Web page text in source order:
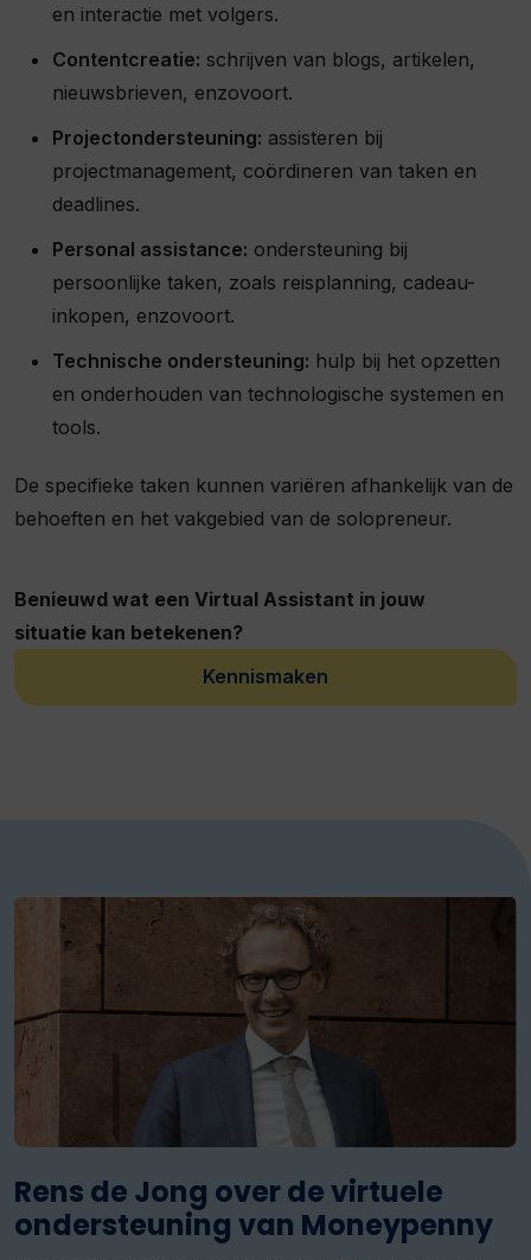
en interactie met volgers.
Contentcreatie: schrijven van blogs, artikelen,
nieuwsbrieven, enzovoort.
Projectondersteuning: assisteren bij
projectmanagement, coördineren van taken en
deadlines.
Personal assistance: ondersteuning bij
persoonlijke taken, zoals reisplanning, cadeau-
inkopen, enzovoort.
Technische ondersteuning: hulp bij het opzetten
en onderhouden van technologische systemen en
tools.
De specifieke taken kunnen variëren afhankelijk van de
behoeften en het vakgebied van de solopreneur.
Benieuwd wat een Virtual Assistant in jouw
situatie kan betekenen?
Kennismaken
Rens de Jong over de virtuele
ondersteuning van Moneypenny